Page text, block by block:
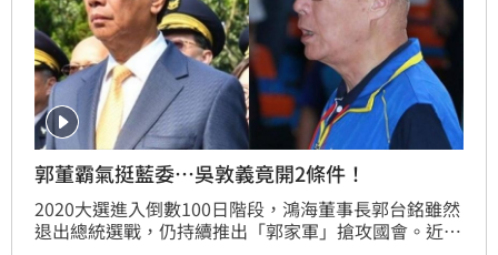
郭董霸氣挺藍委…吳敦義竟開2條件！
2020大選進入倒數100日階段，鴻海董事長郭台銘雖然
退出總統選戰，仍持續推出「郭家軍」搶攻國會。近日